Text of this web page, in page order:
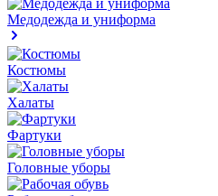
Медодежда и униформа
Костюмы
Халаты
Фартуки
Головные уборы